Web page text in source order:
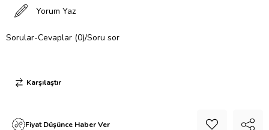
Yorum Yaz
Sorular-Cevaplar (0)/Soru sor
Karşılaştır
Fiyat Düşünce Haber Ver